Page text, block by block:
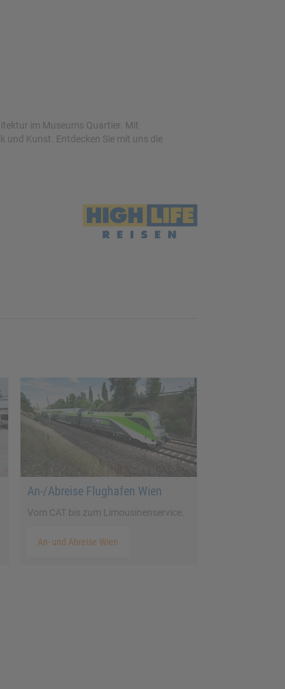
im Museums Quartier. Mit
und Kunst. Entdecken Sie mit uns die
An-/Abreise Flughafen Wien
Vom CAT bis zum Limousinenservice.
An- und Abreise Wien